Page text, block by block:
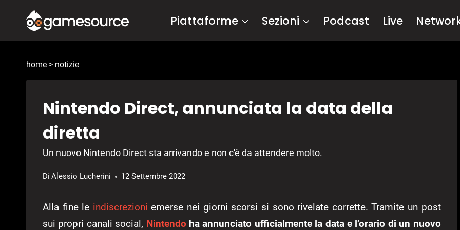
contenuto
Piattaforme Sezioni Podcast Live
home > notizie
Nintendo Direct, annunciata la data della
diretta
Un nuovo Nintendo Direct sta arrivando e non c'è da attendere molto.
Di Alessio Lucherini 12 Settembre 2022
Alla fine le indiscrezioni emerse nei giorni scorsi si sono rivelate corrette. Tramite un post
sui propri canali social, Nintendo ha annunciato ufficialmente la data e l’orario di un nuovo